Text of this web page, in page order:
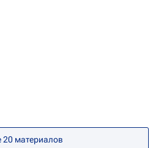
20 материалов